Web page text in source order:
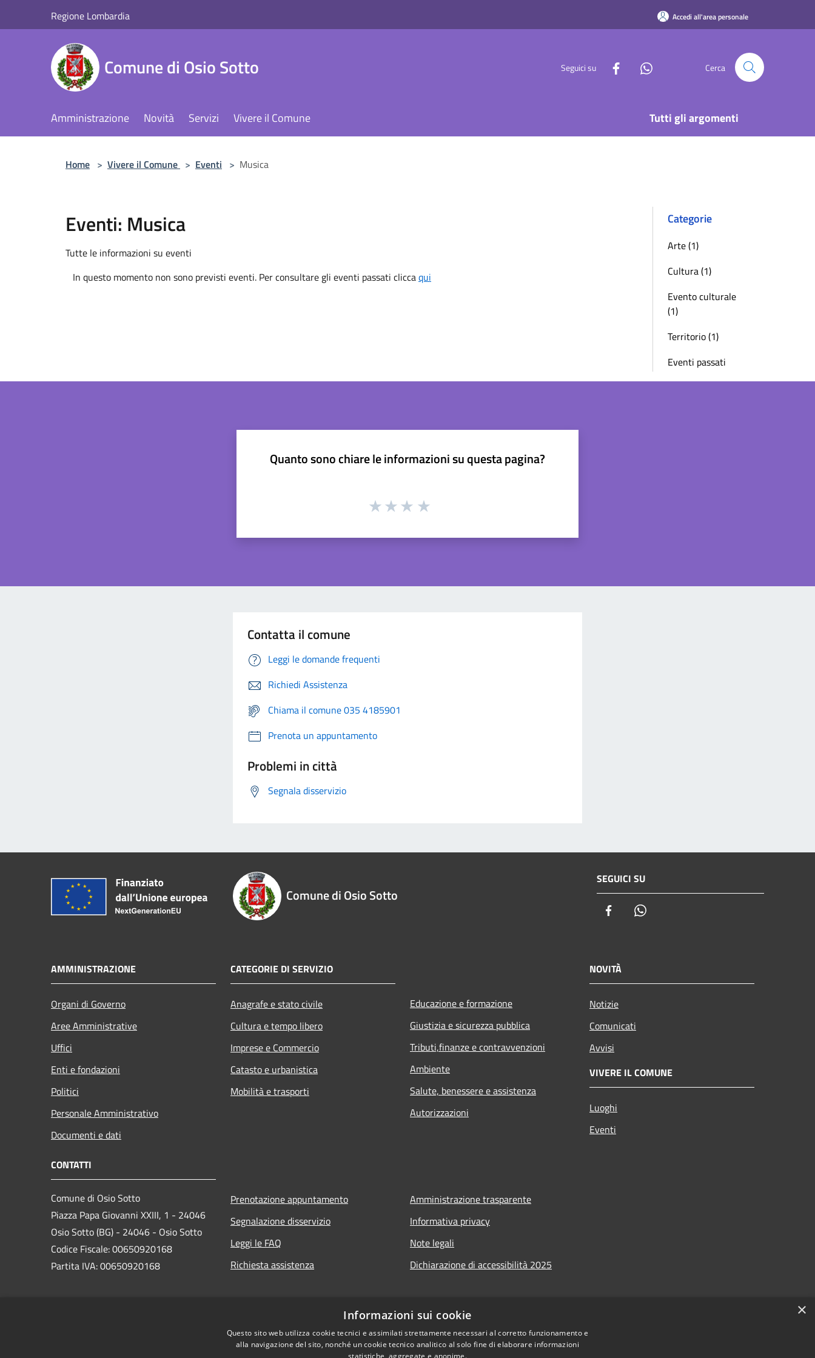
Regione Lombardia Accedi all'area personale
Comune di Osio Sotto Seguici su Cerca
Amministrazione Novità Servizi Vivere il Comune Tutti gli argomenti
Home > Vivere il Comune > Eventi > Musica
Eventi: Musica
Tutte le informazioni su eventi
In questo momento non sono previsti eventi. Per consultare gli eventi passati cliccaqui
Categorie
Arte (1)
Cultura (1)
Evento culturale
(1)
Territorio (1)
Eventi passati
Quanto sono chiare le informazioni su questa pagina?
Contatta il comune
Leggi le domande frequenti
Richiedi Assistenza
Chiama il comune 035 4185901
Prenota un appuntamento
Problemi in città
Segnala disservizio
Comune di Osio Sotto
SEGUICI SU
Facebook
AMMINISTRAZIONE
Organi di Governo
Aree Amministrative
Uffici
Enti e fondazioni
Politici
Personale Amministrativo
Documenti e dati
CATEGORIE DI SERVIZIO
Anagrafe e stato civile
Cultura e tempo libero
Imprese e Commercio
Catasto e urbanistica
Mobilità e trasporti
Educazione e formazione
Giustizia e sicurezza pubblica
Tributi,finanze e contravvenzioni
Ambiente
Salute, benessere e assistenza
Autorizzazioni
NOVITÀ
Notizie
Comunicati
Avvisi
VIVERE IL COMUNE
Luoghi
Eventi
CONTATTI
Comune di Osio Sotto
Piazza Papa Giovanni XXIII, 1 - 24046
Osio Sotto (BG) - 24046 - Osio Sotto
Codice Fiscale: 00650920168
Partita IVA: 00650920168
Prenotazione appuntamento
Segnalazione disservizio
Leggi le FAQ
Richiesta assistenza
Amministrazione trasparente
Informativa privacy
Note legali
Dichiarazione di accessibilità 2025
×
Informazioni sui cookie
Questo sito web utilizza cookie tecnici e assimilati strettamente necessari al corretto funzionamento e
alla navigazione del sito, nonché un cookie tecnico analitico al solo fine di elaborare informazioni
statistiche, aggregate e anonime.